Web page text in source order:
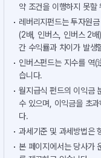
약 조건을 이행하지 못할
레버리지펀드는 투자원
(2배, 인버스, 인버스 2배
간 수익률과 차이가 발생
인버스펀드는 지수를 역
습니다.
월지급식 펀드의 이익금
수 있으며, 이익금을 초
다.
과세기준 및 과세방법은
본 페이지에서는 당사가